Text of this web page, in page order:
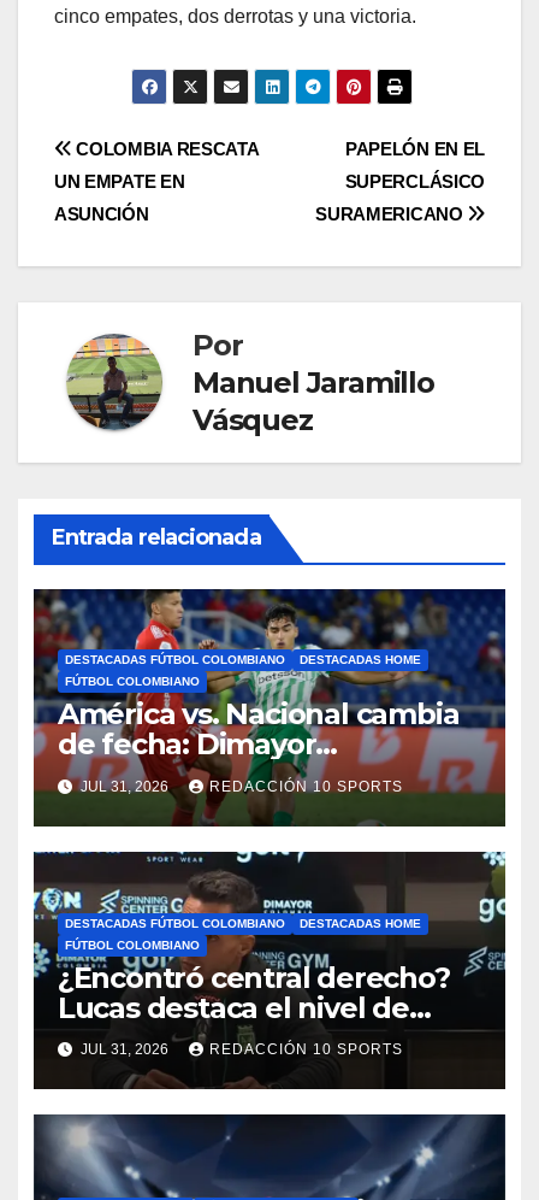
cinco empates, dos derrotas y una victoria.
PAPELÓN EN EL
SUPERCLÁSICO
SURAMERICANO
COLOMBIA RESCATA
UN EMPATE EN
ASUNCIÓN
Por
Manuel Jaramillo
Vásquez
Entrada relacionada
DESTACADAS FÚTBOL COLOMBIANO
DESTACADAS HOME
FÚTBOL COLOMBIANO
América vs. Nacional cambia
de fecha: Dimayor
reprogramó el clásico por
motivos de seguridad
JUL 31, 2026 REDACCIÓN 10 SPORTS
DESTACADAS FÚTBOL COLOMBIANO
DESTACADAS HOME
FÚTBOL COLOMBIANO
¿Encontró central derecho?
Lucas destaca el nivel de
Néider Parra
JUL 31, 2026 REDACCIÓN 10 SPORTS